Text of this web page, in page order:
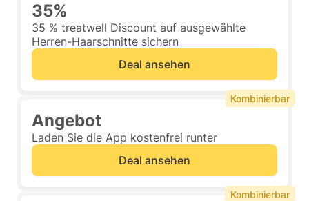
35%
35 % treatwell Discount auf ausgewählte
Herren-Haarschnitte sichern
Deal ansehen
Angebot
Laden Sie die App kostenfrei runter
Deal ansehen
Kombinierbar
Kombinierbar